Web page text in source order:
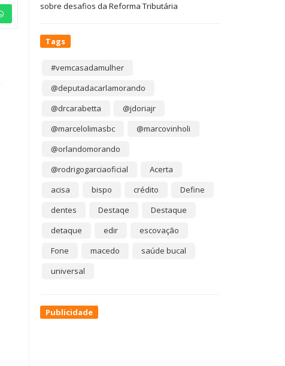
sobre desafios da Reforma Tributária
Tags
#vemcasadamulher
@deputadacarlamorando
@drcarabetta
@jdoriajr
@marcelolimasbc
@marcovinholi
@orlandomorando
@rodrigogarciaoficial
Acerta
acisa
bispo crédito
Define
dentes
Destaqe
Destaque
detaque
edir
escovação
Fone
macedo
saúde bucal
universal
Publicidade